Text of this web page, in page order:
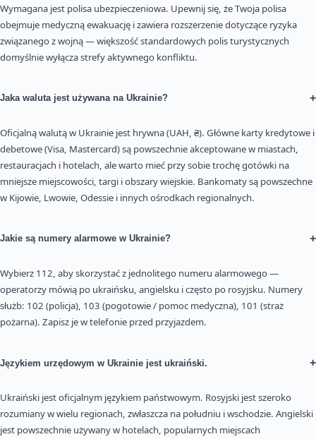
Wymagana jest polisa ubezpieczeniowa. Upewnij się, że Twoja polisa
obejmuje medyczną ewakuację i zawiera rozszerzenie dotyczące ryzyka
związanego z wojną — większość standardowych polis turystycznych
domyślnie wyłącza strefy aktywnego konfliktu.
Jaka waluta jest używana na Ukrainie? +
Oficjalną walutą w Ukrainie jest hrywna (UAH, ₴). Główne karty kredytowe i
debetowe (Visa, Mastercard) są powszechnie akceptowane w miastach,
restauracjach i hotelach, ale warto mieć przy sobie trochę gotówki na
mniejsze miejscowości, targi i obszary wiejskie. Bankomaty są powszechne
w Kijowie, Lwowie, Odessie i innych ośrodkach regionalnych.
Jakie są numery alarmowe w Ukrainie? +
Wybierz 112, aby skorzystać z jednolitego numeru alarmowego —
operatorzy mówią po ukraińsku, angielsku i często po rosyjsku. Numery
służb: 102 (policja), 103 (pogotowie / pomoc medyczna), 101 (straż
pożarna). Zapisz je w telefonie przed przyjazdem.
Językiem urzędowym w Ukrainie jest ukraiński. +
Ukraiński jest oficjalnym językiem państwowym. Rosyjski jest szeroko
rozumiany w wielu regionach, zwłaszcza na południu i wschodzie. Angielski
jest powszechnie używany w hotelach, popularnych miejscach